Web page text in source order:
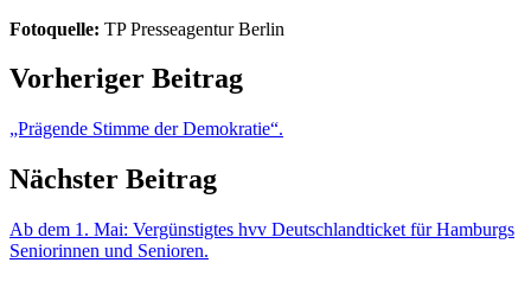
Fotoquelle: TP Presseagentur Berlin
Vorheriger Beitrag
„Prägende Stimme der Demokratie“.
Nächster Beitrag
Ab dem 1. Mai: Vergünstigtes hvv Deutschlandticket für Hamburgs
Seniorinnen und Senioren.